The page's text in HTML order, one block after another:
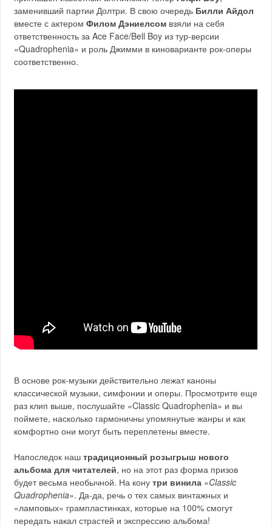
заменивший партии Долтри. В свою очередь Билли Айдол
вместе с актеромФилом Дэниелсом взяли на себя
ответственность за Ace Face/Bell Boy из тур-версии
«Quadrophenia» и роль Джимми в киноварианте рок-оперы
соответственно.
В основе рок-музыки действительно лежат каноны
классической музыки, симфонии и оперы. Просмотрите еще
раз клип выше, послушайте «Classic Quadrophenia» и вы
поймете, насколько гармоничны упомянутые жанры и как
комфортно они могут быть переплетены вместе.
Напоследок наштрадиционный розыгрыш нового
альбома для читателей, но на этот раз форма призов
будет весьма необычной. На конутри винила «Classic
Quadrophenia». Да-да, речь о тех самых винтажных и
«ламповых» грампластинках, которые на 100% смогут
передать накал страстей и экспрессию альбома!